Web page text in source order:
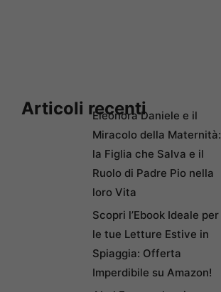
Articoli recentiEleonora Daniele e il
Miracolo della Maternità:
la Figlia che Salva e il
Ruolo di Padre Pio nella
loro Vita
Scopri l’Ebook Ideale per
le tue Letture Estive in
Spiaggia: Offerta
Imperdibile su Amazon!